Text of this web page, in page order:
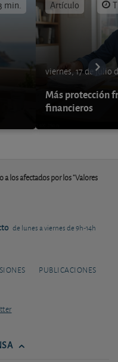
min. Artículo
viernes, 17 de julio
Más protección
financieros
a los afectados por los "Valores
de lunes a viernes de 9h-14h
PUBLICACIONES